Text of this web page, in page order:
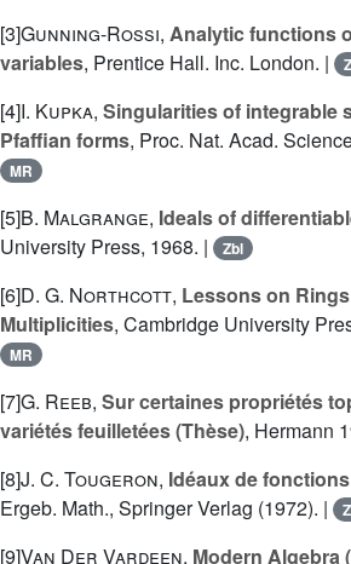
[3]Gunning-Rossi, Analytic functions
variables, Prentice Hall. Inc. London. |
[4]I. Kupka, Singularities of integrable
Pfaffian forms, Proc. Nat. Acad.
MR
[5]B. Malgrange, Ideals of
University Press, 1968. |
Zbl
[6]D. G. Northcott, Lessons on
Multiplicities, Cambridge University
MR
[7]G. Reeb, Sur certaines propriétés
variétés feuilletées (Thèse), Hermann
[8]J. C. Tougeron, Idéaux de
Ergeb. Math., Springer Verlag (1972). |
[9]Van Der Vardeen, Modern Algebra